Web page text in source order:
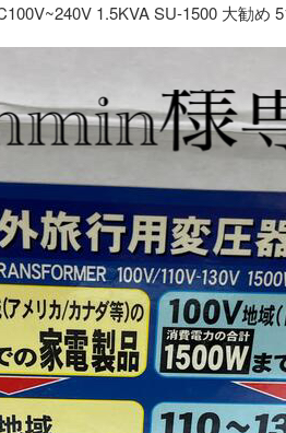
1.5KVA SU-1500 大勧め